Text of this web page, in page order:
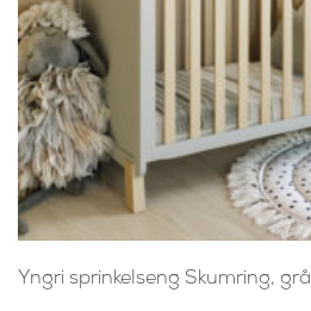
Yngri sprinkelseng Skumring, grå